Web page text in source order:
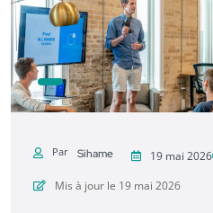
Par Sihame 19 mai 2026
Mis à jour le 19 mai 2026